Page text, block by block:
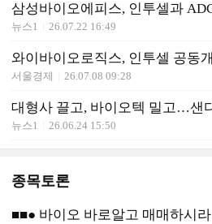
뉴스1 26.07.22 16:49
서울경제 26.07.08 09:28
뉴스1 26.06.24 15:50
종목토론
■■● 바이오 바로알고 매매하시라